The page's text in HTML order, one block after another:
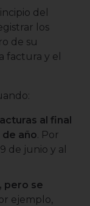
del
los
de su
factura y el
al final
año. Por
de junio y al
pero se
ejemplo,